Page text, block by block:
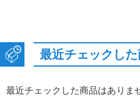
最近チェックし
最近チェックした商品はありま